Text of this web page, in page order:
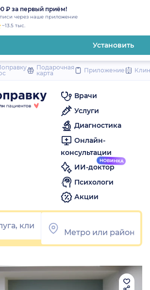
₽ за первый приём!
через наше приложение
~13.5 тыс.
Установить
Закрыть
Подарочная
карта
Приложение
Врачи
Услуги
Диагностика
Онлайн-
консультации
ИИ-доктор
Психологи
Акции